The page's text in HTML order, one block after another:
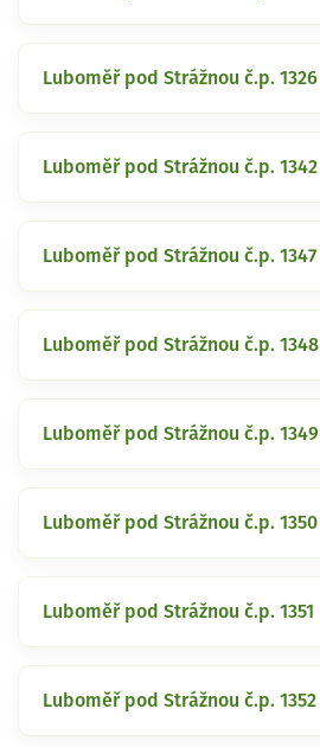
Luboměř pod Strážnou č.p. 1326
Luboměř pod Strážnou č.p. 1342
Luboměř pod Strážnou č.p. 1347
Luboměř pod Strážnou č.p. 1348
Luboměř pod Strážnou č.p. 1349
Luboměř pod Strážnou č.p. 1350
Luboměř pod Strážnou č.p. 1351
Luboměř pod Strážnou č.p. 1352